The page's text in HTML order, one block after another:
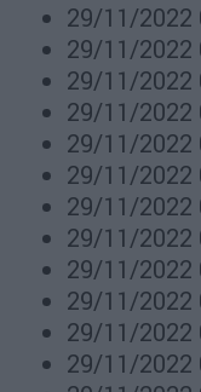
29/11/2022
29/11/2022
29/11/2022
29/11/2022
29/11/2022
29/11/2022
29/11/2022
29/11/2022
29/11/2022
29/11/2022
29/11/2022
29/11/2022